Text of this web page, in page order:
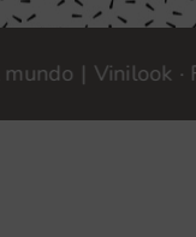
| Vinilook ·